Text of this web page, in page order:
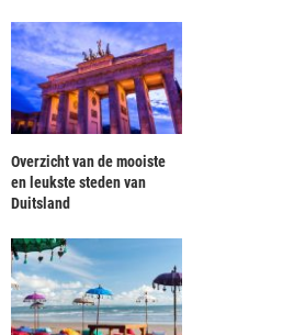
Overzicht van de mooiste
en leukste steden van
Duitsland